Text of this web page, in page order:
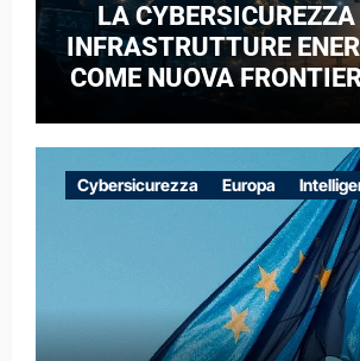
LA CYBERSICUREZZA
INFRASTRUTTURE
COME NUOVA
CASO DELLE RETI
EUROPEE NEL
GUERRA
Cybersicurezza Europa